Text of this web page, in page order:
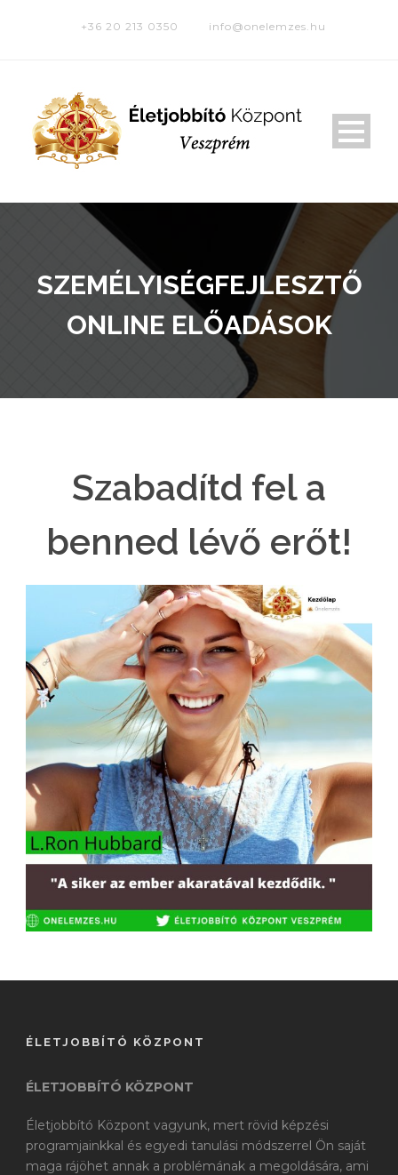
+36 20 213 0350 info@onelemzes.hu
SZEMÉLYISÉGFEJLESZTŐ
ONLINE ELŐADÁSOK
Szabadítd fel a
benned lévő erőt!
ÉLETJOBBÍTÓ KÖZPONT
ÉLETJOBBÍTÓ KÖZPONT
Életjobbító Központ vagyunk, mert rövid képzési
programjainkkal és egyedi tanulási módszerrel Ön saját
maga rájöhet annak a problémának a megoldására, ami